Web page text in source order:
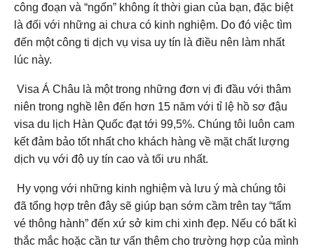
công đoạn và “ngốn” không ít thời gian của bạn, đặc biệt
là đối với những ai chưa có kinh nghiệm. Do đó việc tìm
đến một công ti dịch vụ visa uy tín là điều nên làm nhất
lúc này.
Visa Á Châu là một trong những đơn vị đi đầu với thâm
niên trong nghề lên đến hơn 15 năm với tỉ lệ hồ sơ đậu
visa du lịch Hàn Quốc đạt tới 99,5%. Chúng tôi luôn cam
kết đảm bảo tốt nhất cho khách hàng về mặt chất lượng
dịch vụ với độ uy tín cao và tối ưu nhất.
Hy vọng với những kinh nghiệm và lưu ý mà chúng tôi
đã tổng hợp trên đây sẽ giúp bạn sớm cầm trên tay “tấm
vé thông hành” đến xứ sở kim chi xinh đẹp. Nếu có bất kì
thắc mắc hoặc cần tư vấn thêm cho trường hợp của mình